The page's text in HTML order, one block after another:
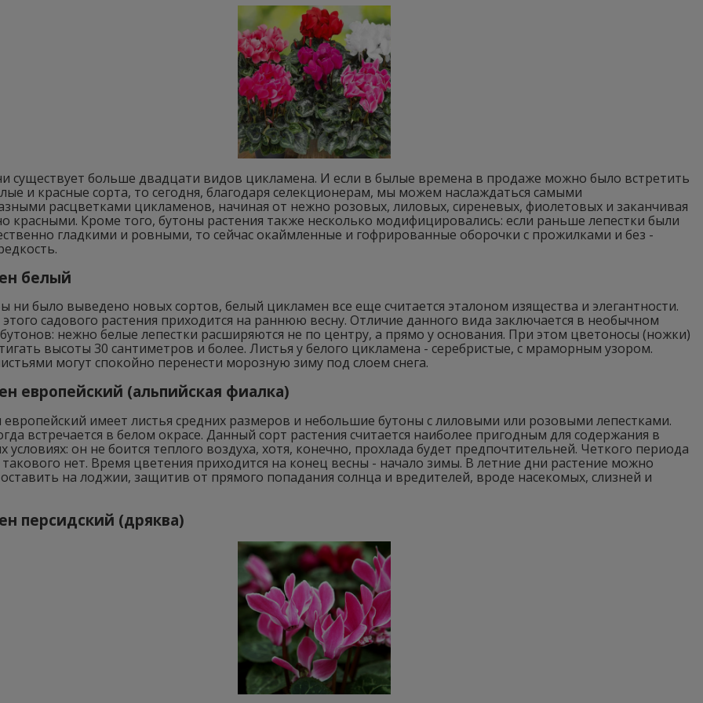
существует больше двадцати видов цикламена. И если в былые времена в продаже можно было встретить
и красные сорта, то сегодня, благодаря селекционерам, мы можем наслаждаться самыми
расцветками цикламенов, начиная от нежно розовых, лиловых, сиреневых, фиолетовых и заканчивая
красными. Кроме того, бутоны растения также несколько модифицировались: если раньше лепестки были
гладкими и ровными, то сейчас окаймленные и гофрированные оборочки с прожилками и без -
белый
ни было выведено новых сортов, белый цикламен все еще считается эталоном изящества и элегантности.
садового растения приходится на раннюю весну. Отличие данного вида заключается в необычном
нежно белые лепестки расширяются не по центру, а прямо у основания. При этом цветоносы (ножки)
высоты 30 сантиметров и более. Листья у белого цикламена - серебристые, с мраморным узором.
могут спокойно перенести морозную зиму под слоем снега.
европейский (альпийская фиалка)
имеет листья средних размеров и небольшие бутоны с лиловыми или розовыми лепестками.
встречается в белом окрасе. Данный сорт растения считается наиболее пригодным для содержания в
условиях: он не боится теплого воздуха, хотя, конечно, прохлада будет предпочтительней. Четкого периода
нет. Время цветения приходится на конец весны - начало зимы. В летние дни растение можно
на лоджии, защитив от прямого попадания солнца и вредителей, вроде насекомых, слизней и
персидский (дряква)